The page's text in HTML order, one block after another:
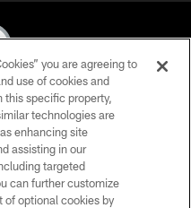
All Rights Reserved
USE
you are agreeing to
use of cookies and
this specific property,
technologies are
enhancing site
assisting in our
targeted
can further customize
of optional cookies by